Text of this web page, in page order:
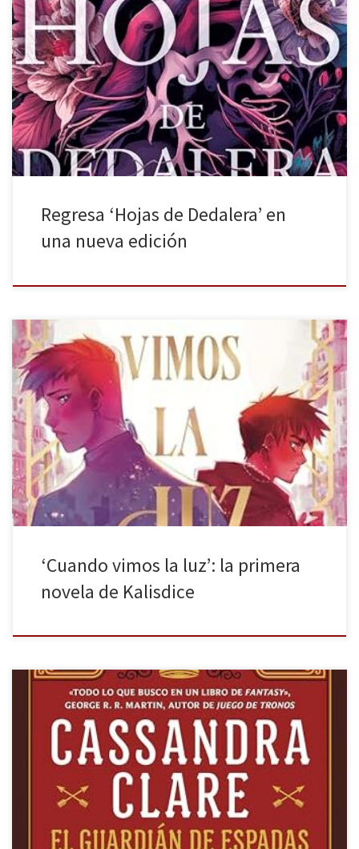
Molino publica una edición completamente nueva de Hojas de
dedalera de Victoria Álvarez. La primera vez que esta novela vio
la luz fue hace quince años, y fue su debut literario. Durante este
lapso de tiempo, la autora ha crecido artísticamente. Hace un
lustro, más o menos, yo leí la […]
Regresa ‘Hojas de Dedalera’ en
una nueva edición
Alba N. F (Kalisdice) publica su primera novela, Cuando vimos la
luz, con Random Comics. Una obra de ciencia ficción acompañada
por retazos de viñetas. En ella, Leo, un joven de la Superficie, no
termina de encajar en la estructura sociocultural y laboral regida
por el Exced: él no quiere […]
‘Cuando vimos la luz’: la primera
novela de Kalisdice
El guardián de espadas de Cassandra Clare, publicado por Cross
Book, es el primer libro de una bilogía de fantasía. La palabra, el
verbo, es uno de los pilares primordiales de muchas culturas. Con
ella se construye, por ejemplo, las leyes —humanas y divinas— o la
memoria. Esta última es, […]